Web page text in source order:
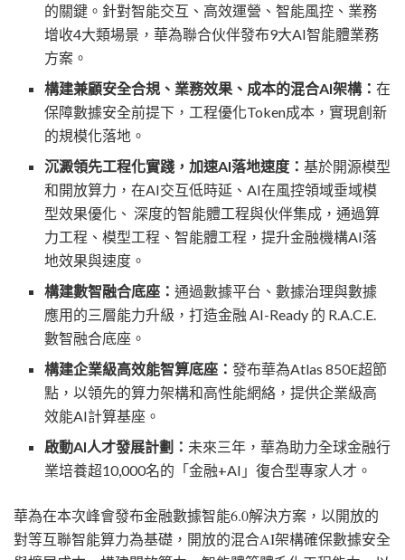
的關鍵。針對智能交互、高效運營、智能風控、業務
增收4大類場景，華為聯合伙伴發布9大AI智能體業務
方案。
構建兼顧安全合規、業務效果、成本的混合AI架構：在
保障數據安全前提下，工程優化Token成本，實現創新
的規模化落地。
沉澱領先工程化實踐，加速AI落地速度：基於開源模型
和開放算力，在AI交互低時延、AI在風控領域垂域模
型效果優化、 深度的智能體工程與伙伴集成，通過算
力工程、模型工程、智能體工程，提升金融機構AI落
地效果與速度。
構建數智融合底座：通過數據平台、數據治理與數據
應用的三層能力升級，打造金融 AI-Ready 的 R.A.C.E.
數智融合底座。
構建企業級高效能智算底座：發布華為Atlas 850E超節
點，以領先的算力架構和高性能網絡，提供企業級高
效能AI計算基座。
啟動AI人才發展計劃： 未來三年，華為助力全球金融行
業培養超10,000名的「金融+AI」復合型專家人才。
華為在本次峰會發布金融數據智能6.0解決方案，以開放的
對等互聯智能算力為基礎，開放的混合AI架構確保數據安全